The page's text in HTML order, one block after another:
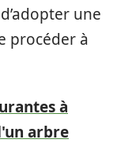
une
procéder à
à
arbre